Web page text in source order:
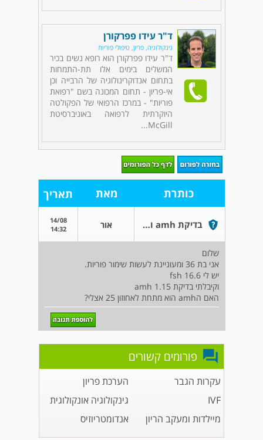
ד"ר עידו פפרקורן
גינקולוגיה, פריון, טיפולי פוריות
ד"ר עידו פפרקורן הוא רופא נשים בכיר
המשלים בימים אלו תת-התמחות
בתחום אנדוקרינולוגיה של הרבייה וכן
אי-פריון - תחום המכונה בשם "רפואת
פוריות" - במרכז הרפואי של הפקולטה
היוקרתית לרפואה באוניברסיטת
McGill...
כותרת מאת תאריך
בדיקת amh ושימור פוריות אור
14/08
14:32
שלום
אני בת 36 ומעוניינת לעשות שימור פוריות.
יש לי fsh 16.6
וקיבלתי בדיקת amh 1.15
האם הamh הוא מתחת לאחוזון 25 אצלי?
פורומים קשורים
עקרות הגבר
הערכת פריון
IVF
גינקולוגיה אונקולוגית
מיילדות ומעקב הריון
אנדומטריוזיס